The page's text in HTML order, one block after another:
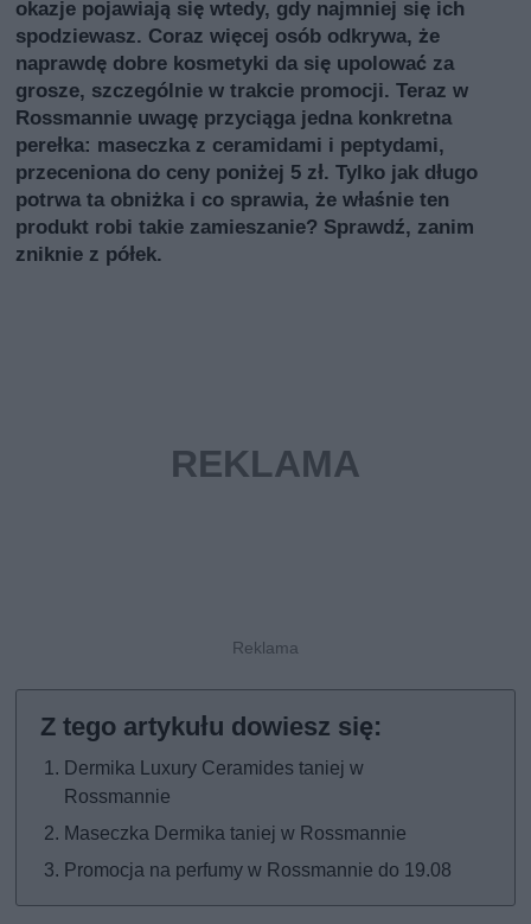
okazje pojawiają się wtedy, gdy najmniej się ich
spodziewasz. Coraz więcej osób odkrywa, że
naprawdę dobre kosmetyki da się upolować za
grosze, szczególnie w trakcie promocji. Teraz w
Rossmannie uwagę przyciąga jedna konkretna
perełka: maseczka z ceramidami i peptydami,
przeceniona do ceny poniżej 5 zł. Tylko jak długo
potrwa ta obniżka i co sprawia, że właśnie ten
produkt robi takie zamieszanie? Sprawdź, zanim
zniknie z półek.
Dermika Luxury Ceramides taniej w
Rossmannie
Maseczka Dermika taniej w Rossmannie
Promocja na perfumy w Rossmannie do 19.08